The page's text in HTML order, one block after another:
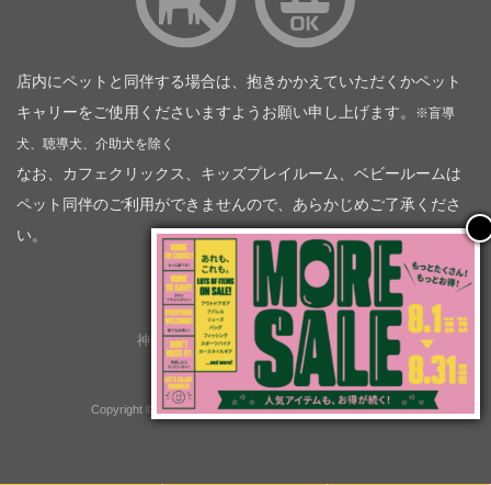
店内にペットと同伴する場合は、抱きかかえていただくかペット
キャリーをご使用くださいますようお願い申し上げます。
※盲導
犬、聴導犬、介助犬を除く
なお、カフェクリックス、キッズプレイルーム、ベビールームは
ペット同伴のご利用ができませんので、あらかじめご了承くださ
い。
神奈川トヨタ自動車（企業情報）
トヨタモビリティ神奈川
株式会社会社ＫＴグループ
Copyright © GOOD OPEN AIRS myX All Rights Reserved.